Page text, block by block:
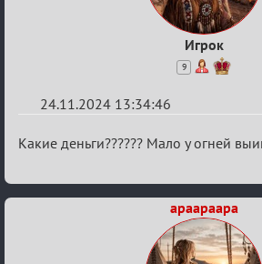
Игрок
9
24.11.2024 13:34:46
Re:
связь
Какие деньги?????? Мало у огней
apaapaapa